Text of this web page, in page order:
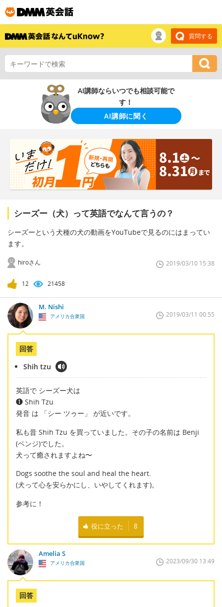
質問する
AI講師ならいつでも相談可能で
す！
AI講師に聞く
シーズー（犬）って英語でなんて言うの？
シーズーという犬種の犬の動画をYouTubeで見るのにはまってい
ます。
hiroさん 2019/03/10 15:38
12 21458
M. Nishi
アメリカ合衆国 2019/03/11 00:55
回答
Shih tzu
英語で シーズー犬は
❶ Shih Tzu
発音 は 「シー ツゥー」 が近いです。
私も昔 Shih Tzu を買っていました。その子の名前は Benji
(ベンジ)でした。
犬って癒されますよね〜
Dogs soothe the soul and heal the heart.
(犬って心を安らかにし、いやしてくれます)。
参考に！
役に立った 8
Amelia S
アメリカ合衆国 2023/09/30 13:49
回答